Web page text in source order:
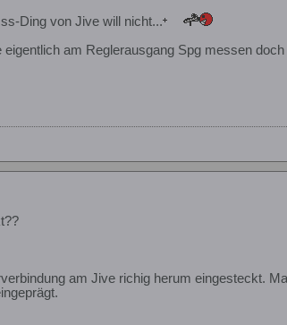
Ding von Jive will nicht...
eigentlich am Reglerausgang Spg messen
am Jive richig herum eingesteckt.